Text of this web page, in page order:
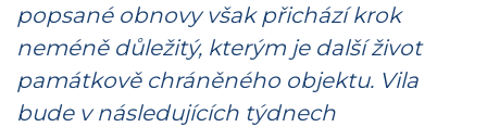
popsané obnovy však přichází krok
neméně důležitý, kterým je další život
památkově chráněného objektu. Vila
bude v následujících týdnech